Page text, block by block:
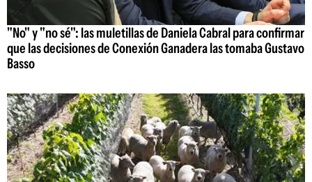
"No" y "no sé": las muletillas de Daniela Cabral para confirmar
que las decisiones de Conexión Ganadera las tomaba Gustavo
Basso